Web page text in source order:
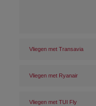
Vliegen met Transavia
Vliegen met Ryanair
Vliegen met TUI Fly